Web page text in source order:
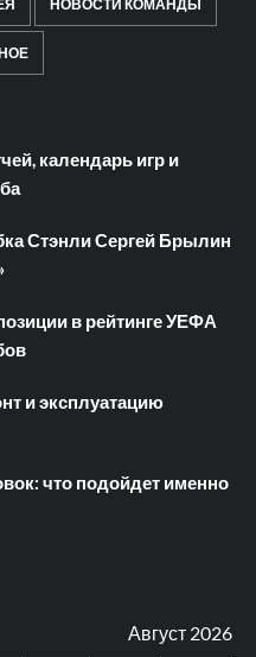
НОВОСТИ КОМАНДЫ
календарь игр и
Стэнли Сергей Брылин
в рейтинге УЕФА
и эксплуатацию
что подойдет именно
Август 2026